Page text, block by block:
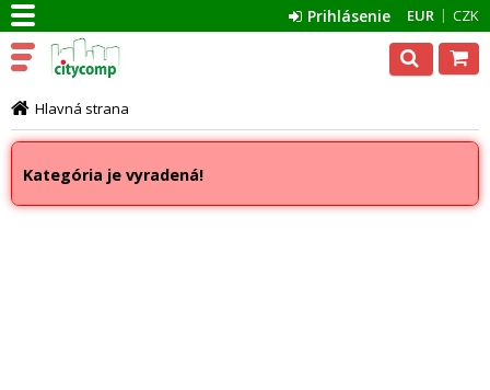
EUR CZK
Prihlásenie
Hlavná strana
Kategória je vyradená!